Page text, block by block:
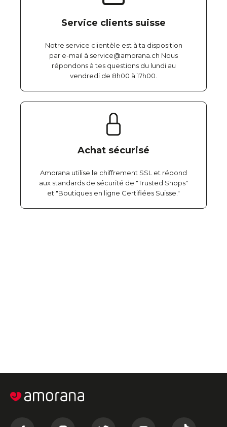
Service clients suisse
Notre service clientèle est à ta disposition
par e-mail à service@amorana.ch Nous
répondons à tes questions du lundi au
vendredi de 8h00 à 17h00.
Achat sécurisé
Amorana utilise le chiffrement SSL et répond
aux standards de sécurité de "Trusted Shops"
et "Boutiques en ligne Certifiées Suisse."